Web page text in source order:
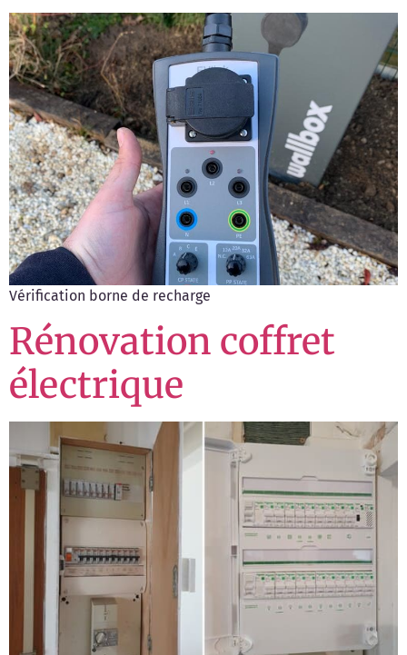
Vérification borne de recharge
Rénovation coffret
électrique